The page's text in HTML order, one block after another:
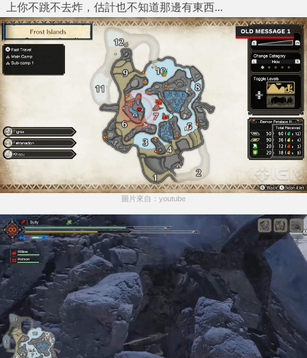
上你不跳不去炸，估計也不知道那邊有東西...
圖片來自：youtube